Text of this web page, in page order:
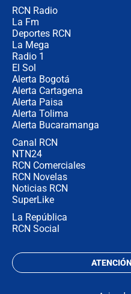
RCN Radio
La Fm
Deportes RCN
La Mega
Radio 1
El Sol
Alerta Bogotá
Alerta Cartagena
Alerta Paisa
Alerta Tolima
Alerta Bucaramanga
Canal RCN
NTN24
RCN Comerciales
RCN Novelas
Noticias RCN
SuperLike
La República
RCN Social